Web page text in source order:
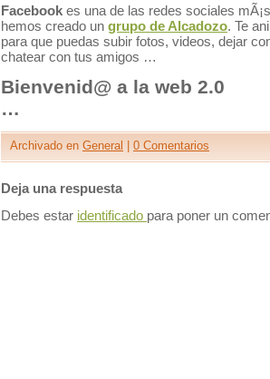
Facebook es una de las redes sociales
hemos creado un grupo de Alcadozo. Te
para que puedas subir fotos, videos, dejar
chatear con tus amigos …
Bienvenid@ a la web 2.0
…
Archivado en General 0 Comentarios
Deja una respuesta
Debes estar identificado para poner un